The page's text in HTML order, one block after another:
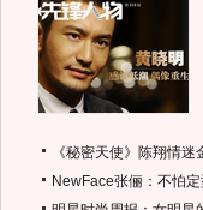
《秘密天使》陈翔情
NewFace张俪：不怕定